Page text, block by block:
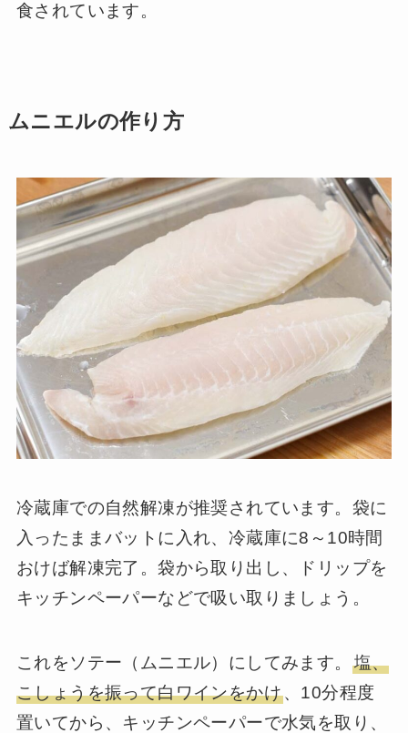
食されています。
ムニエルの作り方
冷蔵庫での自然解凍が推奨されています。袋に
入ったままバットに入れ、冷蔵庫に8～10時間
おけば解凍完了。袋から取り出し、ドリップを
キッチンペーパーなどで吸い取りましょう。
これをソテー（ムニエル）にしてみます。 塩、
こしょうを振って白ワインをかけ、10分程度
置いてから、キッチンペーパーで水気を取り、